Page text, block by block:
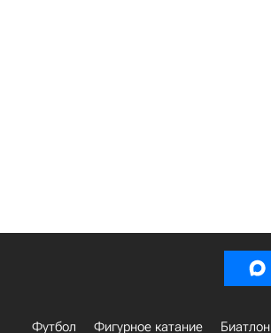
Футбол Фигурное катание Биатлон